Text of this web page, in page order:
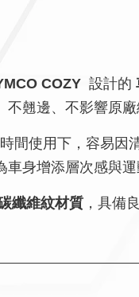
COZY 設計的
翹邊、不影響原廠
間使用下，容易因
車身增添層次感與
纖維紋材質 ，具備